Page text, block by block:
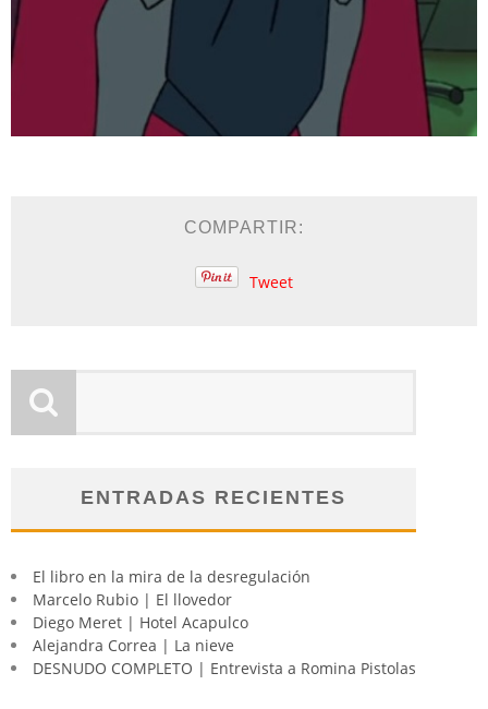
COMPARTIR:
Tweet
ENTRADAS RECIENTES
El libro en la mira de la desregulación
Marcelo Rubio | El llovedor
Diego Meret | Hotel Acapulco
Alejandra Correa | La nieve
DESNUDO COMPLETO | Entrevista a Romina Pistolas